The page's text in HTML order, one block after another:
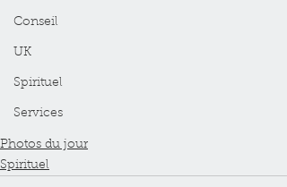
Conseil
UK
Spirituel
Services
Photos du jour
Spirituel